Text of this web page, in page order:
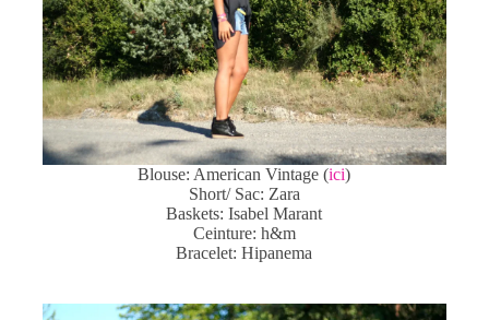
Blouse: American Vintage (ici)
Short/ Sac: Zara
Baskets: Isabel Marant
Ceinture: h&m
Bracelet: Hipanema